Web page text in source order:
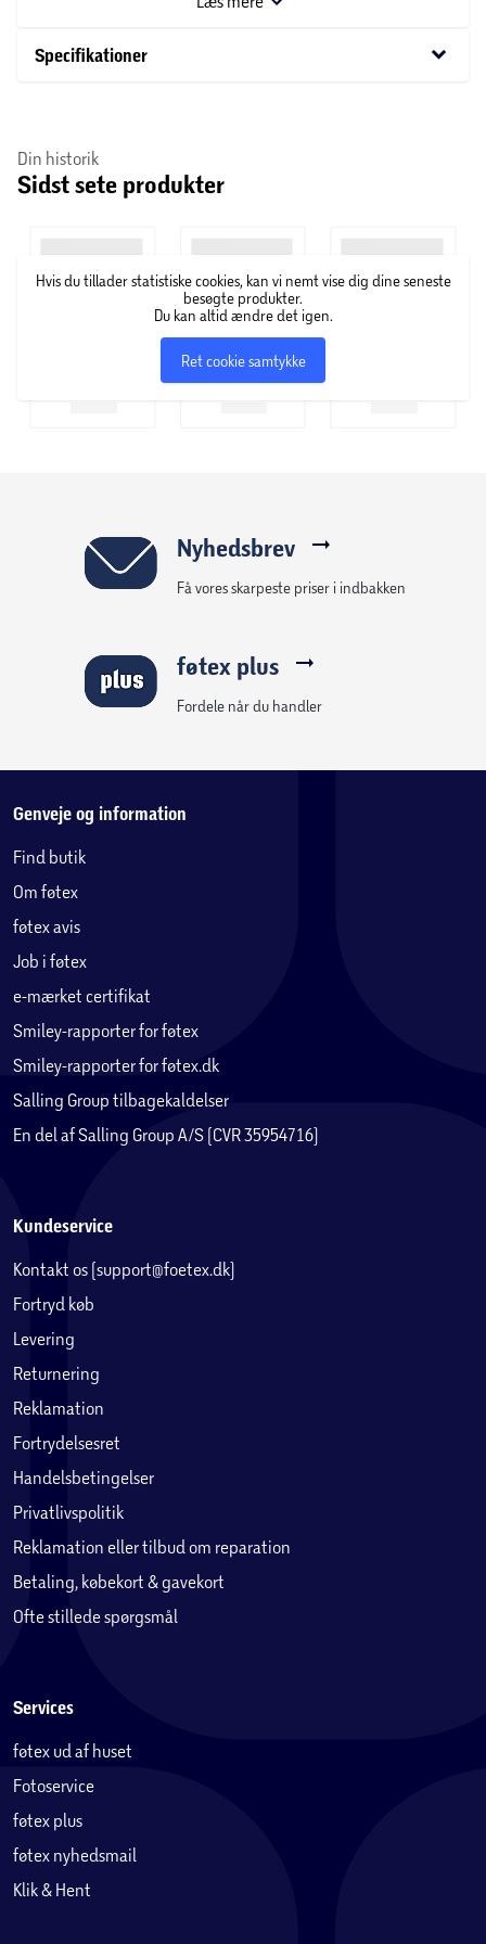
Specifikationer keyboard_arrow_down
Din historik
Sidst sete produkter
Hvis du tillader statistiske cookies, kan vi nemt vise dig dine seneste
besøgte produkter.
Du kan altid ændre det igen.
Ret cookie samtykke
Nyhedsbrev
Få vores skarpeste priser i indbakken
føtex plus
Fordele når du handler
Genveje og information
Find butik
Om føtex
føtex avis
Job i føtex
e-mærket certifikat
Smiley-rapporter for føtex
Smiley-rapporter for føtex.dk
Salling Group tilbagekaldelser
En del af Salling Group A/S (CVR 35954716)
Kundeservice
Kontakt os (support@foetex.dk)
Fortryd køb
Levering
Returnering
Reklamation
Fortrydelsesret
Handelsbetingelser
Privatlivspolitik
Reklamation eller tilbud om reparation
Betaling, købekort & gavekort
Ofte stillede spørgsmål
Services
føtex ud af huset
Fotoservice
føtex plus
føtex nyhedsmail
Klik & Hent